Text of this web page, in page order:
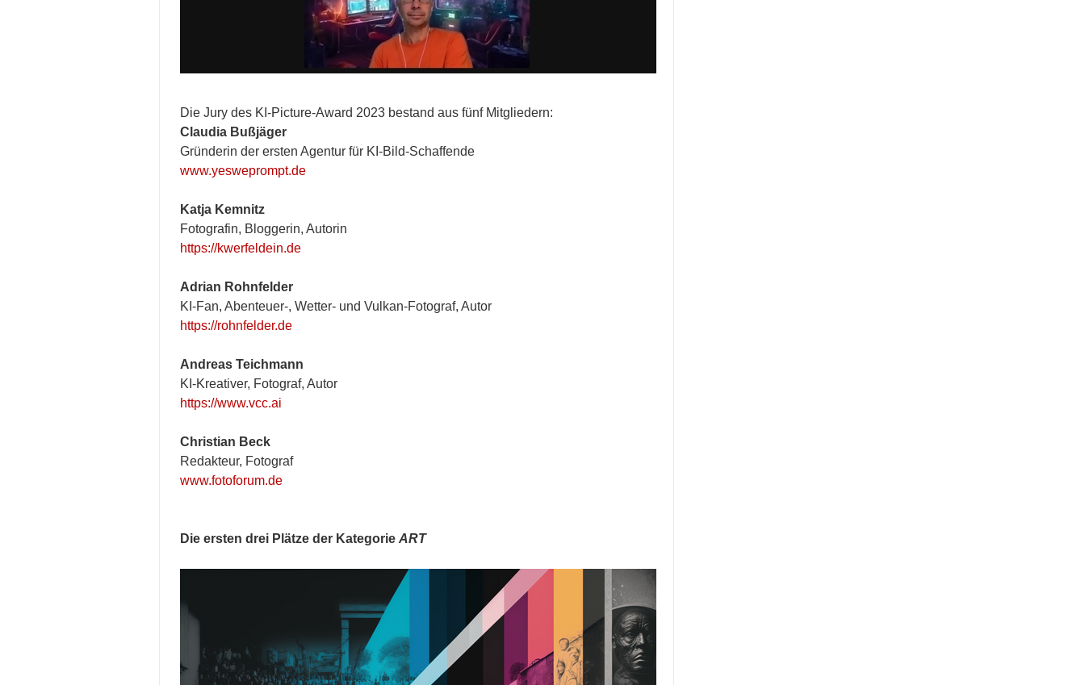
Die Jury des KI-Picture-Award 2023 bestand aus fünf Mitgliedern:
Claudia Bußjäger
Gründerin der ersten Agentur für KI-Bild-Schaffende
www.yesweprompt.de
Katja Kemnitz
Fotografin, Bloggerin, Autorin
https://kwerfeldein.de
Adrian Rohnfelder
KI-Fan, Abenteuer-, Wetter- und Vulkan-Fotograf, Autor
https://rohnfelder.de
Andreas Teichmann
KI-Kreativer, Fotograf, Autor
https://www.vcc.ai
Christian Beck
Redakteur, Fotograf
www.fotoforum.de
Die ersten drei Plätze der Kategorie ART